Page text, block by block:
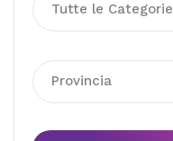
Tutte le Categorie
Provincia